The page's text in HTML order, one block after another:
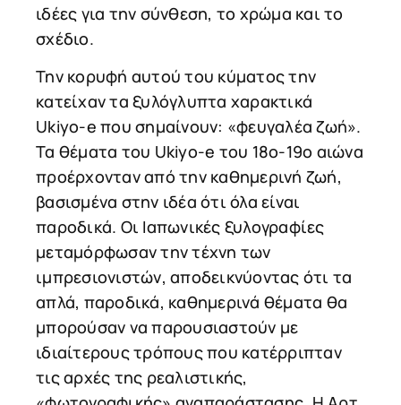
ιδέες για την σύνθεση, το χρώμα και το
σχέδιο.
Την κορυφή αυτού του κύματος την
κατείχαν τα ξυλόγλυπτα χαρακτικά
Ukiyo-e που σημαίνουν: «φευγαλέα ζωή».
Τα θέματα του Ukiyo-e του 18ο-19ο αιώνα
προέρχονταν από την καθημερινή ζωή,
βασισμένα στην ιδέα ότι όλα είναι
παροδικά. Οι Ιαπωνικές ξυλογραφίες
μεταμόρφωσαν την τέχνη των
ιμπρεσιονιστών, αποδεικνύοντας ότι τα
απλά, παροδικά, καθημερινά θέματα θα
μπορούσαν να παρουσιαστούν με
ιδιαίτερους τρόπους που κατέρριπταν
τις αρχές της ρεαλιστικής,